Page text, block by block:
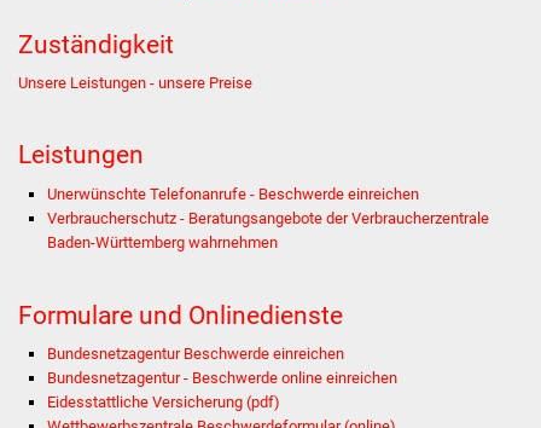
Sanierung Bizethalle
Presse
Bürger & Service
Zuständigkeit
Unsere Leistungen - unsere Preise
Leistungen
Unerwünschte Telefonanrufe - Beschwerde einreichen
Verbraucherschutz - Beratungsangebote der Verbraucherzentrale
Baden-Württemberg wahrnehmen
Formulare und Onlinedienste
Bundesnetzagentur Beschwerde einreichen
Bundesnetzagentur - Beschwerde online einreichen
Eidesstattliche Versicherung (pdf)